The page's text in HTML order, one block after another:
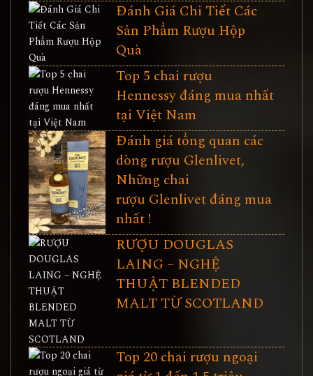
Đánh Giá Chi Tiết Các
Sản Phẩm Rượu Hộp
Quà
Top 5 chai rượu
Hennessy đáng mua nhất
tại Việt Nam
Đánh giá tổng quan các
dòng rượu Glenlivet,
Những chai
rượu Glenlivet đáng mua
nhất !
RƯỢU DOUGLAS
LAING – NGHỆ
THUẬT BLENDED
MALT TỪ SCOTLAND
Top 20 chai rượu ngoại